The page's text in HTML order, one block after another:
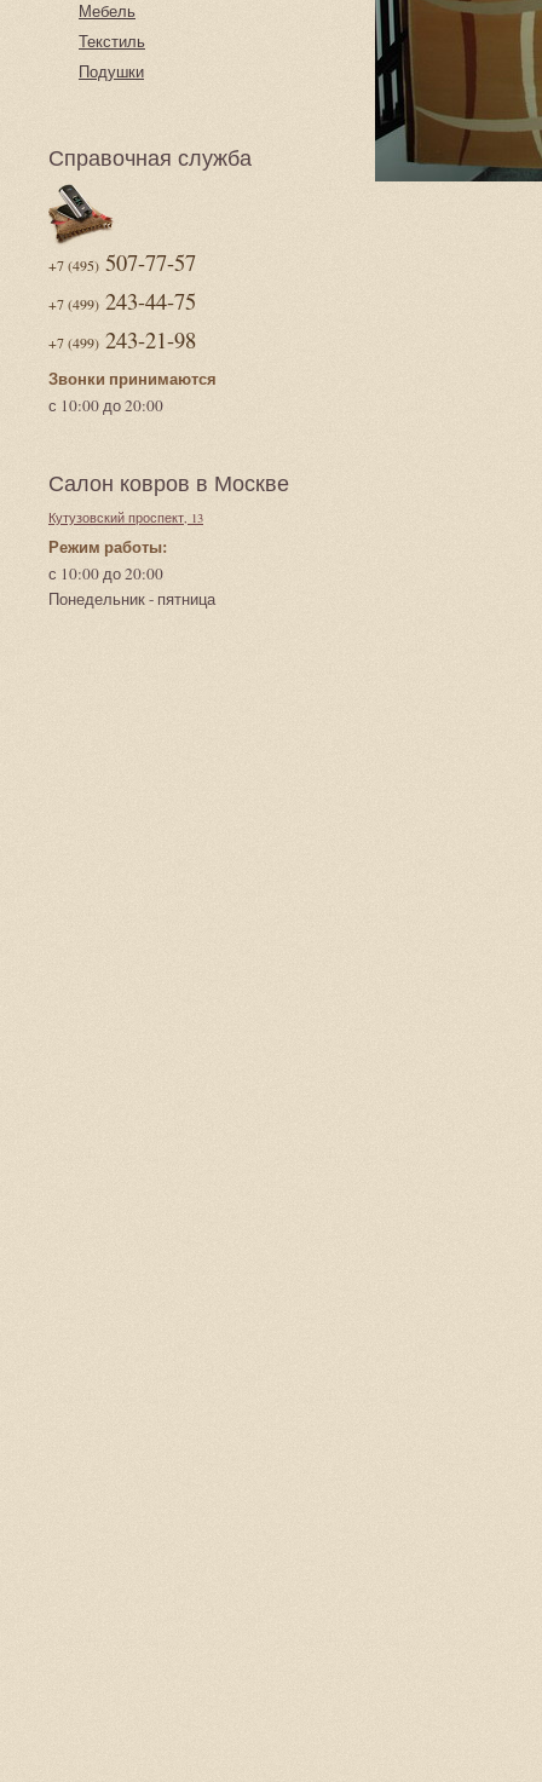
Мебель
Текстиль
Подушки
Справочная служба
+7 (495) 507-77-57
+7 (499) 243-44-75
+7 (499) 243-21-98
Звонки принимаются
с 10:00 до 20:00
Салон ковров в Москве
Кутузовский проспект, 13
Режим работы:
с 10:00 до 20:00
Понедельник - пятница